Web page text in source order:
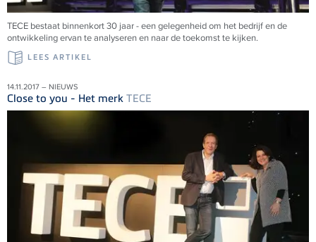
TECE bestaat binnenkort 30 jaar - een gelegenheid om het bedrijf en de
ontwikkeling ervan te analyseren en naar de toekomst te kijken.
LEES ARTIKEL
14.11.2017 – NIEUWS
Close to you - Het merk TECE